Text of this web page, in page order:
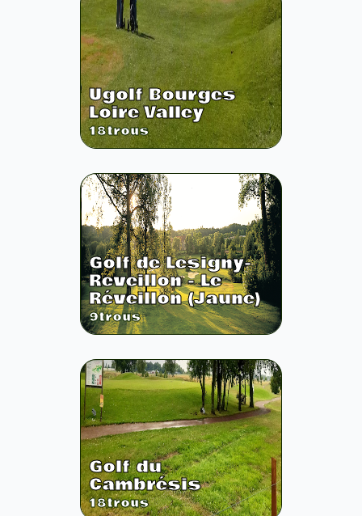
Ugolf Bourges
Loire Valley
18trous
Golf de Lesigny-
Reveillon - Le
Réveillon (Jaune)
9trous
Golf du
Cambrésis
18trous